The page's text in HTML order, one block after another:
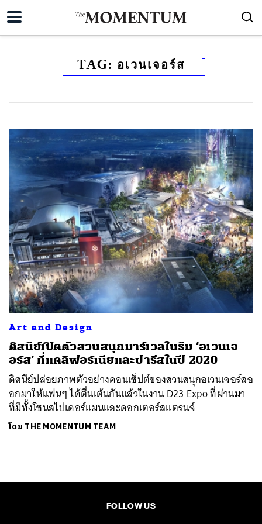
TAG: อเวนเจอร์ส
Art and Design
ดิสนีย์เปิดตัวสวนสนุกมาร์เวลในธีม ‘อเวนเจ
อร์ส’ ที่แคลิฟอร์เนียและปารีสในปี 2020
ดิสนีย์ปล่อยภาพตัวอย่างคอนเซ็ปต์ของสวนสนุกอเวนเจอร์สอ
อกมาให้แฟนๆ ได้ตื่นเต้นกันแล้วในงาน D23 Expo ที่ผ่านมา
ที่มีทั้งโซนสไปเดอร์แมนและดอกเตอร์สแตรนจ์
โดย THE MOMENTUM TEAM
FOLLOW US
ค้นหา
SHARE TWEET LINE EMAIL